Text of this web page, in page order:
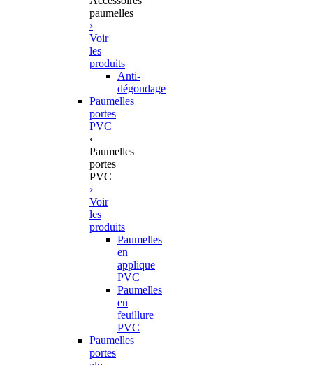
paumelles
›
Voir
les
produits
Anti-
dégondage
Paumelles
portes
PVC
‹
Paumelles
portes
PVC
›
Voir
les
produits
Paumelles
en
applique
PVC
Paumelles
en
feuillure
PVC
Paumelles
portes